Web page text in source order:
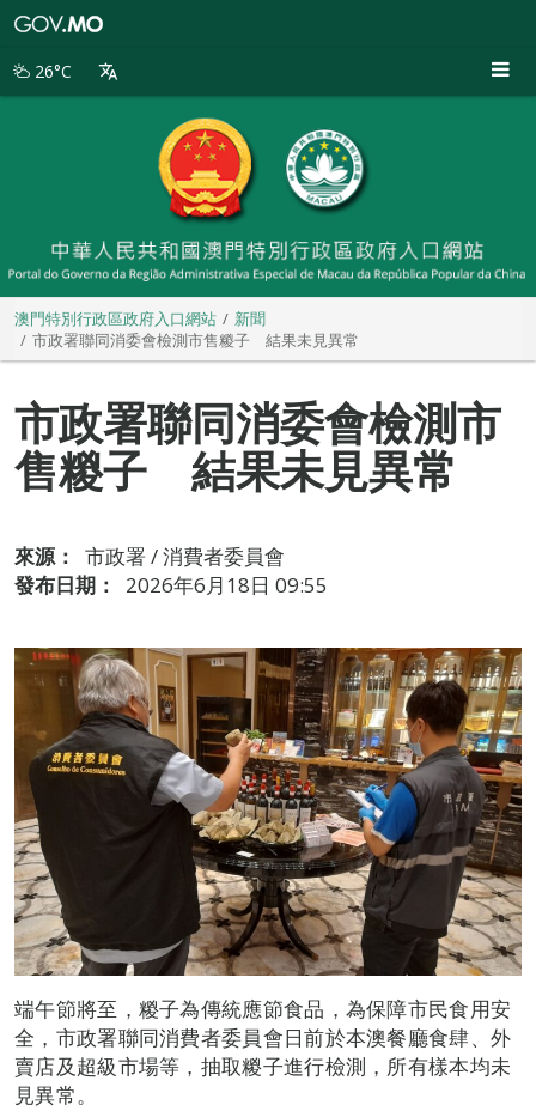
別
26°C
澳門特別行政區政府入口網站
新聞
市政署聯同消委會檢測市售糉子 結果未見異常
市政署聯同消委會檢測市
售糉子 結果未見異常
來源：
市政署 / 消費者委員會
發布日期：
2026年6月18日 09:55
端午節將至，糉子為傳統應節食品，為保障市民食用安
全，市政署聯同消費者委員會日前於本澳餐廳食肆、外
賣店及超級市場等，抽取糉子進行檢測，所有樣本均未
見異常。